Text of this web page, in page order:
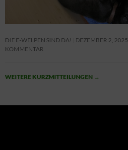
DIE E-WELPEN SIND DA! DEZEMBER 2, 2025
KOMMENTAR
WEITERE KURZMITTEILUNGEN →